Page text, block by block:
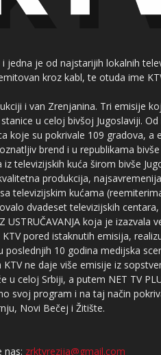
jedna je od najstarijih lokalnih
kroz kabl, te otuda ime
i van Zrenjanina. Tri emisije
u celoj bivšoj Jugoslaviji.
koje su pokrivale 109 gradova, a
brend i u republikama
televizijskih kuća širom bivše
produkcija,
televizijskim kućama
dvadeset televizijskih
koja je izazvala
pored istaknutih emisija,
10 godina medijska
ne daje više emisije iz
u celoj Srbiji, a putem NET TV
svoj program i na taj način
Novi Bečej i Žitište.
nas: zrktvrezija@gmail.com